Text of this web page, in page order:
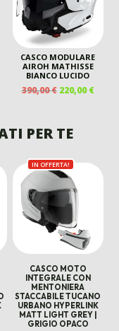
PREZZO
ATTUALE
CASCO MODULARE
AIROH MATHISSE
BIANCO LUCIDO
390,00€ IL
ERA:
390,00 €.
220,00€IL
PER TE
IN OFFERTA!
CASCO MOTO
INTEGRALE CON
MENTONIERA
STACCABILE TUCANO
URBANO HYPERLINK
MATT LIGHT GREY |
GRIGIO OPACO